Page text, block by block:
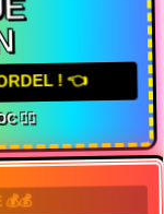
! 👈
🏴‍☠️
💰💰